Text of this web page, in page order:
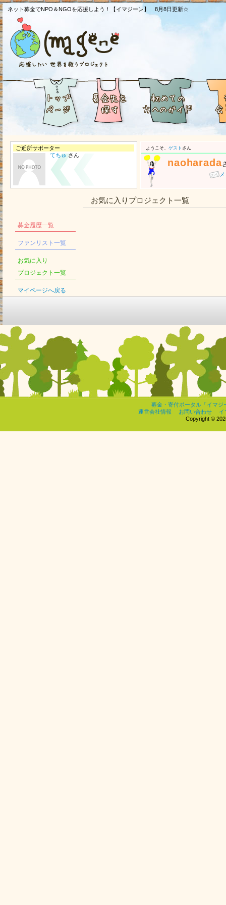
ネット募金でNPO＆NGOを応援しよう！【イマジーン】 8月8日更新☆
ご近所サポーター
てちゅさん
ようこそ、 ゲスト さん
naoharada
募金履歴一覧
ファンリスト一覧
お気に入り
プロジェクト一覧
マイページへ戻る
お気に入りプロジェクト一覧
募金・寄付ポータル「イマジ
運営会社情報
お問い合わせ
イ
Copyright ©